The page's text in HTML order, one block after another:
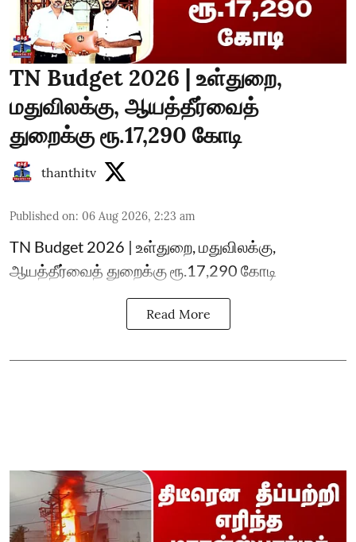
TN Budget 2026 | உள்துறை,
மதுவிலக்கு, ஆயத்தீர்வைத்
துறைக்கு ரூ.17,290 கோடி
thanthitv
Published on: 06 Aug 2026, 2:23 am
TN Budget 2026 | உள்துறை, மதுவிலக்கு,
ஆயத்தீர்வைத் துறைக்கு ரூ.17,290 கோடி
Read More